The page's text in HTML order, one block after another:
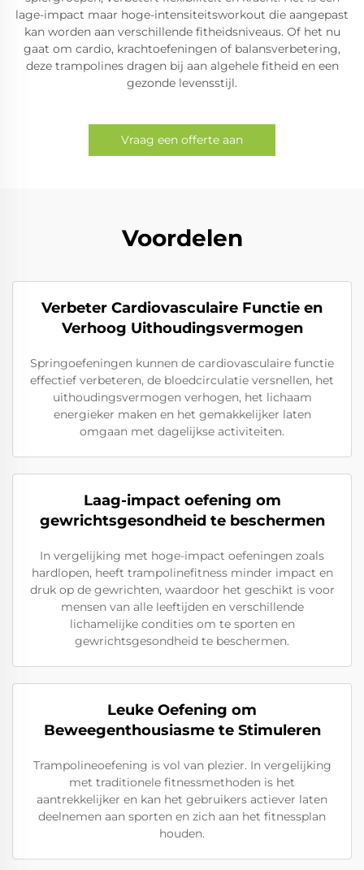
lage-impact maar hoge-intensiteitsworkout die aangepast
kan worden aan verschillende fitheidsniveaus. Of het nu
gaat om cardio, krachtoefeningen of balansverbetering,
deze trampolines dragen bij aan algehele fitheid en een
gezonde levensstijl.
Vraag een offerte aan
Voordelen
Verbeter Cardiovasculaire Functie en
Verhoog Uithoudingsvermogen
Springoefeningen kunnen de cardiovasculaire functie
effectief verbeteren, de bloedcirculatie versnellen, het
uithoudingsvermogen verhogen, het lichaam
energieker maken en het gemakkelijker laten
omgaan met dagelijkse activiteiten.
Laag-impact oefening om
gewrichtsgesondheid te beschermen
In vergelijking met hoge-impact oefeningen zoals
hardlopen, heeft trampolinefitness minder impact en
druk op de gewrichten, waardoor het geschikt is voor
mensen van alle leeftijden en verschillende
lichamelijke condities om te sporten en
gewrichtsgesondheid te beschermen.
Leuke Oefening om
Beweegenthousiasme te Stimuleren
Trampolineoefening is vol van plezier. In vergelijking
met traditionele fitnessmethoden is het
aantrekkelijker en kan het gebruikers actiever laten
deelnemen aan sporten en zich aan het fitnessplan
houden.